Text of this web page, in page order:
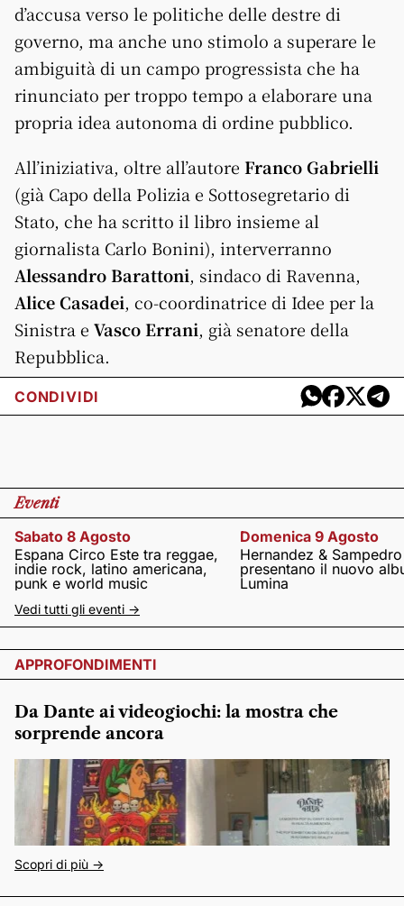
d’accusa verso le politiche delle destre di
governo, ma anche uno stimolo a superare le
ambiguità di un campo progressista che ha
rinunciato per troppo tempo a elaborare una
propria idea autonoma di ordine pubblico.
All’iniziativa, oltre all’autore Franco Gabrielli
(già Capo della Polizia e Sottosegretario di
Stato, che ha scritto il libro insieme al
giornalista Carlo Bonini), interverranno
Alessandro Barattoni, sindaco di Ravenna,
Alice Casadei, co-coordinatrice di Idee per la
Sinistra e Vasco Errani, già senatore della
Repubblica.
CONDIVIDI
Eventi
Sabato 8 Agosto
Espana Circo Este tra reggae,
indie rock, latino americana,
punk e world music
Domenica 9 Agosto
Hernandez & Sampedro
presentano il nuovo
Lumina
Vedi tutti gli eventi ->
APPROFONDIMENTI
Da Dante ai videogiochi: la mostra che
sorprende ancora
Scopri di più ->